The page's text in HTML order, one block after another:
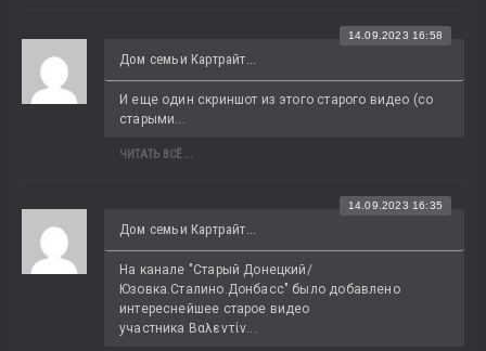
Дом семьи Картрайт...
14.09.2023 16:58
И еще один скриншот из этого старого видео (со
старыми...
ЧИТАТЬ ВСЁ...
Дом семьи Картрайт...
14.09.2023 16:35
На канале "Старый Донецкий/
Юзовка.Сталино.Донбасс" было добавлено
интереснейшее старое видео
участника Βαλεντίν...